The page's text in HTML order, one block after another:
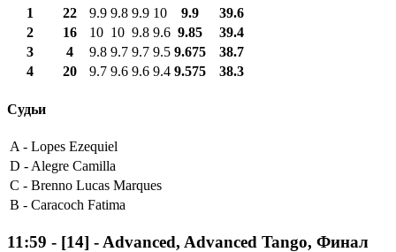
1
22 9.9 9.8 9.9 10 9.9
39.6
2
16 10 10 9.8 9.6 9.85
39.4
3
4 9.8 9.7 9.7 9.5 9.675
38.7
4
20 9.7 9.6 9.6 9.4 9.575 38.3
Судьи
A - Lopes Ezequiel
D - Alegre Camilla
C - Brenno Lucas Marques
B - Caracoch Fatima
11:59 - [14] - Advanced, Advanced Tango, Финал